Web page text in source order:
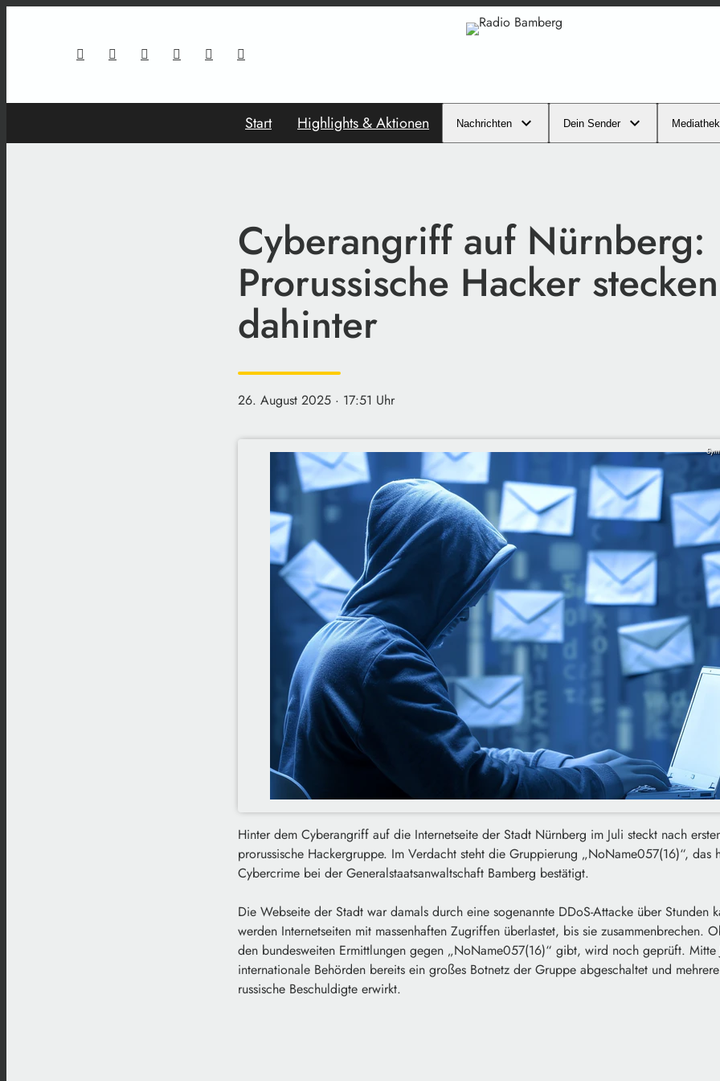
Start Highlights & Aktionen Nachrichten Dein Sender Mediathek
Cyberangriff auf Nürnberg:
Prorussische Hacker
dahinter
26. August 2025 · 17:51 Uhr
Hinter dem Cyberangriff auf die Internetseite der Stadt Nürnberg im Juli steckt nach
prorussische Hackergruppe. Im Verdacht steht die Gruppierung „NoName057(16)“, das
Cybercrime bei der Generalstaatsanwaltschaft Bamberg bestätigt.
Die Webseite der Stadt war damals durch eine sogenannte DDoS-Attacke über Stunden
werden Internetseiten mit massenhaften Zugriffen überlastet, bis sie zusammenbrechen.
den bundesweiten Ermittlungen gegen „NoName057(16)“ gibt, wird noch geprüft. Mitte
internationale Behörden bereits ein großes Botnetz der Gruppe abgeschaltet und
russische Beschuldigte erwirkt.